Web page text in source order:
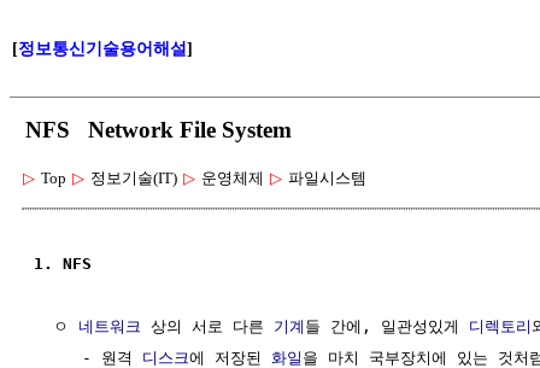
[정보통신기술용어해설]
NFS Network File System
▷ Top ▷ 정보기술(IT) ▷ 운영체제 ▷ 파일시스템
1. NFS
  ㅇ
네트워크 상의 서로 다른 기계 들 간에, 일관성있게 디렉토리
     - 원격
디스크에 저장된 화일 을 마치 국부장치에 있는 것